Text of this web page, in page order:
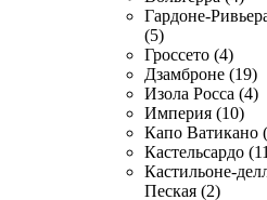
Гардоне-
(5)
Гроссето (4)
Дзамброне (19)
Изола Росса (4)
Империя (10)
Капо Ватикано
Кастельсардо
Кастильоне-
Пеская (2)